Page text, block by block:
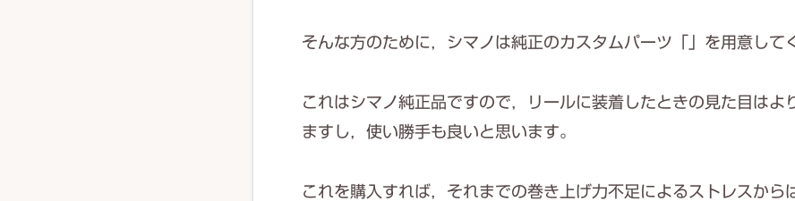
そんな方のために，シマノは純正のカスタムパーツ「」を用意して
これはシマノ純正品ですので，リールに装着したときの見た目はよ
ますし，使い勝手も良いと思います。
これを購入すれば，それまでの巻き上げ力不足によるストレスから